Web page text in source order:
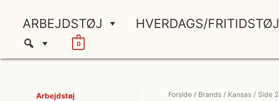
ARBEJDSTØJ HVERDAGS/FRITIDSTØJ
0
Arbejdstøj
Forside / Brands / Kansas / Side 2